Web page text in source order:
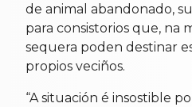
de animal abandonado,
para consistorios que, na
sequera poden destinar
propios veciños.
“A situación é insostible